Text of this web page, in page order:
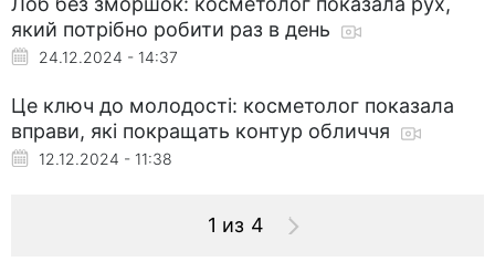
який потрібно робити раз в день
24.12.2024 - 14:37
Це ключ до молодості: косметолог показала
вправи, які покращать контур обличчя
12.12.2024 - 11:38
1 из 4